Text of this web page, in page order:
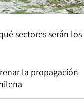
sectores serán los
la propagación